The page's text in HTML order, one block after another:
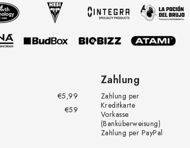
€5,99
€59
Zahlung
Zahlung per
Kreditkarte
Vorkasse
(Banküberweisung)
Zahlung per PayPal